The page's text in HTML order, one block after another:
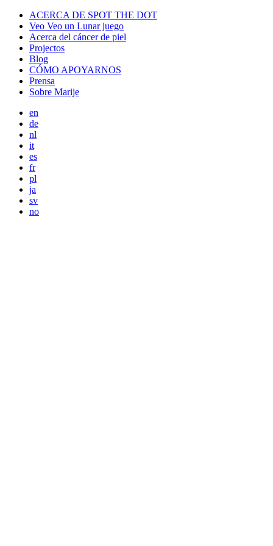
ACERCA DE SPOT THE DOT
Veo Veo un Lunar juego
Acerca del cáncer de piel
Projectos
Blog
CÓMO APOYARNOS
Prensa
Sobre Marije
en
de
nl
it
es
fr
pl
ja
sv
no